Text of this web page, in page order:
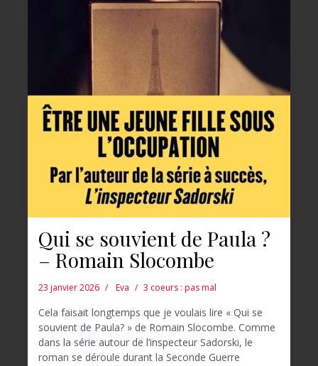
Qui se souvient de Paula ?
– Romain Slocombe
23 janvier 2026 Eva 3 coeurs : pas mal
Cela faisait longtemps que je voulais lire « Qui se
souvient de Paula? » de Romain Slocombe. Comme
dans la série autour de l’inspecteur Sadorski, le
roman se déroule durant la Seconde Guerre